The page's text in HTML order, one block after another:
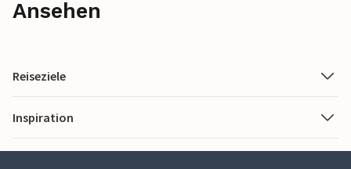
Ansehen
Reiseziele
Inspiration